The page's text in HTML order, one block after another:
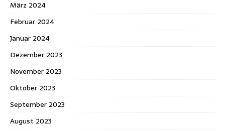
März 2024
Februar 2024
Januar 2024
Dezember 2023
November 2023
Oktober 2023
September 2023
August 2023